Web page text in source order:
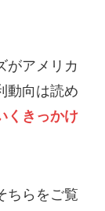
がアメリカ
動向は読め
くきっかけ
ちらをご覧